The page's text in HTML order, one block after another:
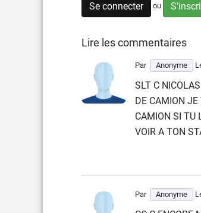
Se connecter ou
Lire les commentaires
Par Anonyme
SLT C
DE CAMION JE
CAMION SI TU
VOIR A TON
Par Anonyme